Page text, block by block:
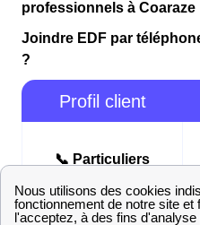
professionnels à Coaraze
Joindre EDF par
?
Profil client
📞 Particuliers